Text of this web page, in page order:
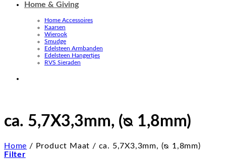
Home & Giving
Home Accessoires
Kaarsen
Wierook
Smudge
Edelsteen Armbanden
Edelsteen Hangertjes
RVS Sieraden
ca. 5,7X3,3mm, (ᴓ 1,8mm)
Home / Product Maat / ca. 5,7X3,3mm, (ᴓ 1,8mm)
Filter